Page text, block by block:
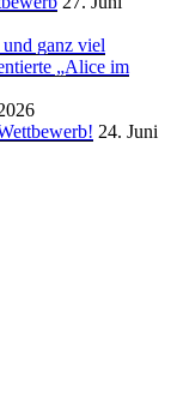
ganz viel
„Alice im
24. Juni